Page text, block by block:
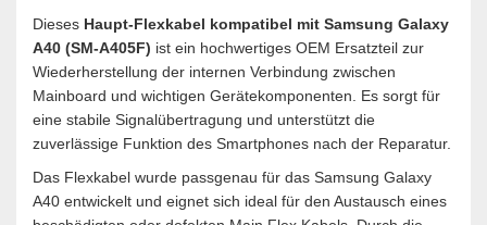
Dieses Haupt-Flexkabel kompatibel mit Samsung Galaxy
A40 (SM-A405F) ist ein hochwertiges OEM Ersatzteil zur
Wiederherstellung der internen Verbindung zwischen
Mainboard und wichtigen Gerätekomponenten. Es sorgt für
eine stabile Signalübertragung und unterstützt die
zuverlässige Funktion des Smartphones nach der Reparatur.
Das Flexkabel wurde passgenau für das Samsung Galaxy
A40 entwickelt und eignet sich ideal für den Austausch eines